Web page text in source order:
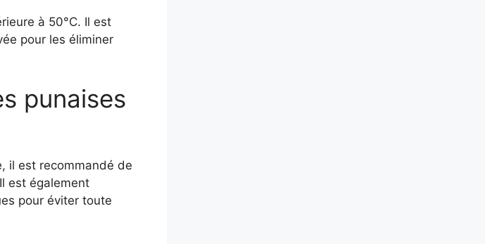
à 50°C. Il est
pour les éliminer
punaises
il est recommandé de
est également
pour éviter toute